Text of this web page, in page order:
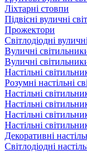
Ліхтарні стовпи
Підвісні вуличні
Прожектори
Світлодіодні
Вуличні
Вуличні
Настільні
Розумні настільні
Настільні
Настільні
Настільні
Настільні
Декоративні
Світлодіодні